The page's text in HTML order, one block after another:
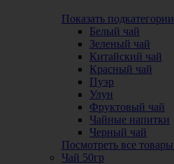
Показать подкатегории
Белый чай
Зеленый чай
Китайский чай
Красный чай
Пуэр
Улун
Фруктовый чай
Чайные напитки
Черный чай
Посмотреть все товары
Чай 50гр